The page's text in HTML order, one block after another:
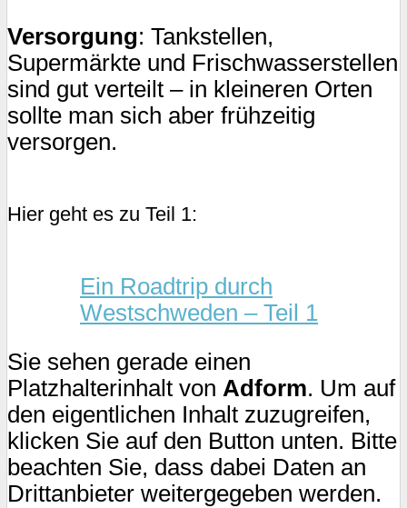
Versorgung: Tankstellen,
Supermärkte und Frischwasserstellen
sind gut verteilt – in kleineren Orten
sollte man sich aber frühzeitig
versorgen.
Hier geht es zu Teil 1:
Ein Roadtrip durch
Westschweden – Teil 1
Sie sehen gerade einen
Platzhalterinhalt von Adform. Um auf
den eigentlichen Inhalt zuzugreifen,
klicken Sie auf den Button unten. Bitte
beachten Sie, dass dabei Daten an
Drittanbieter weitergegeben werden.